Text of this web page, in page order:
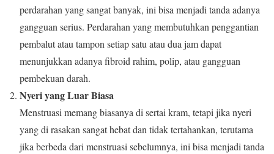
perdarahan yang sangat banyak, ini bisa menjadi tanda adanya
gangguan serius. Perdarahan yang membutuhkan penggantian
pembalut atau tampon setiap satu atau dua jam dapat
menunjukkan adanya fibroid rahim, polip, atau gangguan
pembekuan darah.
Nyeri yang Luar Biasa
Menstruasi memang biasanya di sertai kram, tetapi jika nyeri
yang di rasakan sangat hebat dan tidak tertahankan, terutama
jika berbeda dari menstruasi sebelumnya, ini bisa menjadi tanda